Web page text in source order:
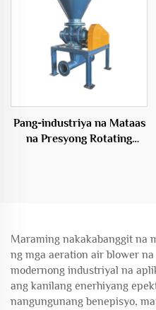
Pang-industriya na Mataas
na Presyong Rotating
Maraming nakakabanggit na
ng mga aeration air blower
modernong industriyal na
ang kanilang enerhiyang
nangungunang benepisyo,